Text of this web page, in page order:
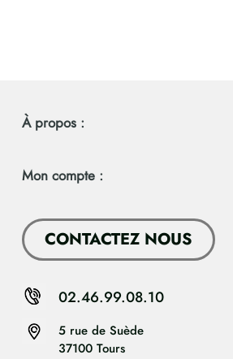
À propos :
Mon compte :
CONTACTEZ NOUS
5 rue de Suède
37100 Tours
02.46.99.08.10